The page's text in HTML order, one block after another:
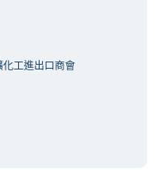
化工進出口商會